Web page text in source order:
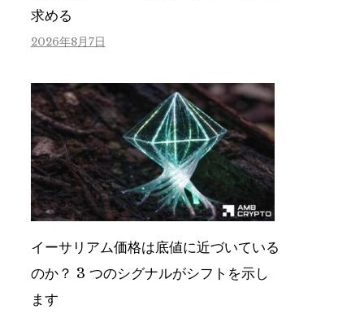
求める
2026年8月7日
イーサリアム価格は底値に近づいている
のか？ 3 つのシグナルがシフトを示し
ます